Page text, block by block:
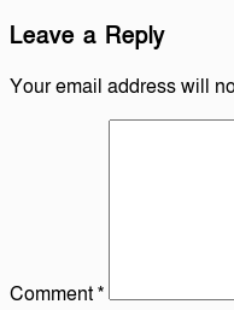
Leave a Reply
Your email address will
Comment*